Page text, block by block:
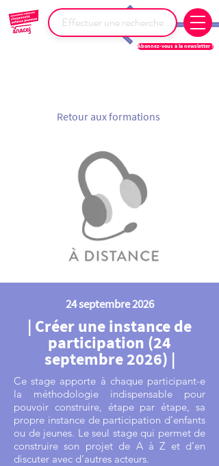
Abonnez-vous à la newsletter !
Retour aux formations
24 septembre 2026
| Créer une instance de
participation (24
septembre 2026) |
Ce stage apporte à chaque participant-e
la méthodologie indispensable pour
pouvoir construire, étape par étape, sa
propre instance de participation d’enfants
ou de jeunes. Le seul stage qui permet de
construire son projet de A à Z et d’en
discuter avec d’autres acteurs.